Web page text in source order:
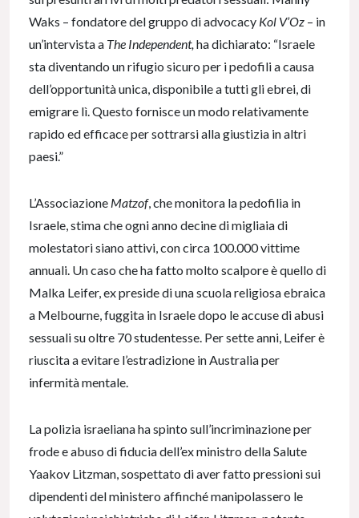
Waks – fondatore del gruppo di advocacy Kol V’Oz – in
un’intervista a The Independent,ha dichiarato: “Israele
sta diventando un rifugio sicuro per i pedofili a causa
dell’opportunità unica, disponibile a tutti gli ebrei, di
emigrare lì. Questo fornisce un modo relativamente
rapido ed efficace per sottrarsi alla giustizia in altri
paesi.”
L’Associazione Matzof, che monitora la pedofilia in
Israele, stima che ogni anno decine di migliaia di
molestatori siano attivi, con circa 100.000 vittime
annuali. Un caso che ha fatto molto scalpore è quello di
Malka Leifer, ex preside di una scuola religiosa ebraica
a Melbourne, fuggita in Israele dopo le accuse di abusi
sessuali su oltre 70 studentesse. Per sette anni, Leifer è
riuscita a evitare l’estradizione in Australia per
infermità mentale.
La polizia israeliana ha spinto sull’incriminazione per
frode e abuso di fiducia dell’ex ministro della Salute
Yaakov Litzman, sospettato di aver fatto pressioni sui
dipendenti del ministero affinché manipolassero le